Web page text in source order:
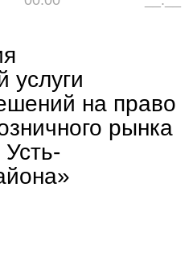
услуги
на право
рынка